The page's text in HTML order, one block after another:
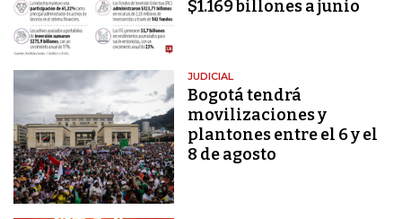
$1.169 billones a junio
JUDICIAL
Bogotá tendrá
movilizaciones y
plantones entre el 6 y el
8 de agosto